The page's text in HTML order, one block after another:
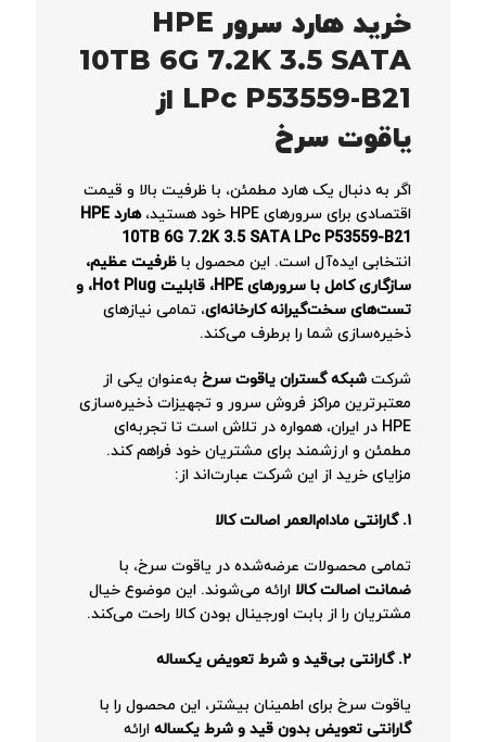
خرید هارد سرور HPE
10TB 6G 7.2K 3.5 SATA
LPc P53559-B21 از
یاقوت سرخ
اگر به دنبال یک هارد مطمئن، با ظرفیت بالا و قیمت
اقتصادی برای سرورهای HPE خود هستید،
هارد HPE
10TB 6G 7.2K 3.5 SATA LPc P53559-B21
انتخابی ایده‌آل است. این محصول با ظرفیت عظیم،
سازگاری کامل با سرورهای HPE، قابلیت Hot Plug، و
تست‌های سخت‌گیرانه کارخانه‌ای، تمامی نیازهای
ذخیره‌سازی شما را برطرف می‌کند.
شرکت شبکه گستران یاقوت سرخ به‌عنوان یکی از
معتبرترین مراکز فروش سرور و تجهیزات ذخیره‌سازی
HPE در ایران، همواره در تلاش است تا تجربه‌ای
مطمئن و ارزشمند برای مشتریان خود فراهم کند.
مزایای خرید از این شرکت عبارت‌اند از:
۱. گارانتی مادام‌العمر اصالت کالا
تمامی محصولات عرضه‌شده در یاقوت سرخ، با
ضمانت اصالت کالا ارائه می‌شوند. این موضوع خیال
مشتریان را از بابت اورجینال بودن کالا راحت می‌کند.
۲. گارانتی بی‌قید و شرط تعویض یکساله
یاقوت سرخ برای اطمینان بیشتر، این محصول را با
گارانتی تعویض بدون قید و شرط یکساله ارائه